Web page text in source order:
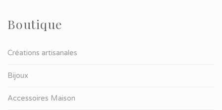
Boutique
Créations artisanales
Bijoux
Accessoires Maison